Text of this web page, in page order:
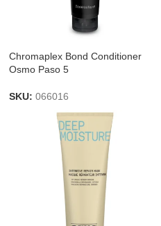
Chromaplex Bond Conditioner
Osmo Paso 5
SKU: 066016